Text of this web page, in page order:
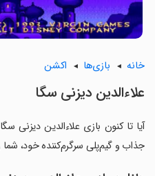
خانه بازی‌ها اکشن
علاءالدین دیزنی سگا
آیا تا کنون بازی علاءالدین دیزنی
جذاب و گیم‌پلی سرگرم‌کننده خود، شما